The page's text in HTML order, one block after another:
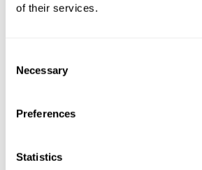
of their services.
Necessary
Preferences
Statistics
1
Personaliza tu tarjeta regalo y envía